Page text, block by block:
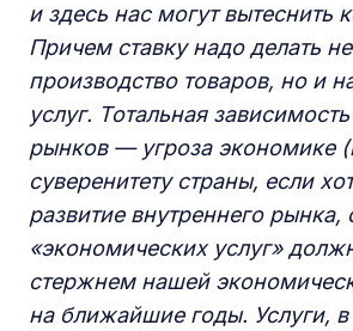
и здесь нас могут вытеснить
Причем ставку надо делать
производство товаров, но и
услуг. Тотальная
рынков — угроза экономике
суверенитету страны, если
развитие внутреннего рынка,
«экономических услуг»
стержнем нашей
на ближайшие годы. Услуги,